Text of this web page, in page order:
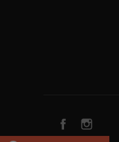
Facebook